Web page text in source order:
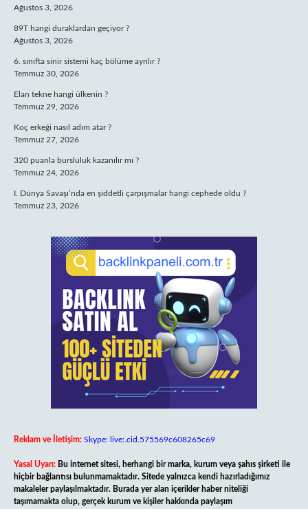
Ağustos 3, 2026
89T hangi duraklardan geçiyor ?
Ağustos 3, 2026
6. sınıfta sinir sistemi kaç bölüme ayrılır ?
Temmuz 30, 2026
Elan tekne hangi ülkenin ?
Temmuz 29, 2026
Koç erkeği nasıl adım atar ?
Temmuz 27, 2026
320 puanla bursluluk kazanılır mı ?
Temmuz 24, 2026
I. Dünya Savaşı’nda en şiddetli çarpışmalar hangi cephede oldu ?
Temmuz 23, 2026
Reklam ve İletişim: Skype: live:.cid.575569c608265c69
Yasal Uyarı: Bu internet sitesi, herhangi bir marka, kurum veya şahıs şirketi ile
hiçbir bağlantısı bulunmamaktadır. Sitede yalnızca kendi hazırladığımız
makaleler paylaşılmaktadır. Burada yer alan içerikler haber niteliği
taşımamakta olup, gerçek kurum ve kişiler hakkında paylaşım